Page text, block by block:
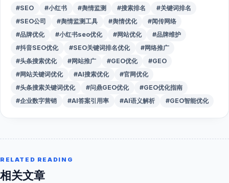
#SEO #小红书 #舆情监测 #搜索排名
#关键词排名
#SEO公司
#舆情监测工具 #舆情优化
#闻传网络
#品牌优化
#小红书seo优化 #网站优化
#品牌维护
#抖音SEO优化
#SEO关键词排名优化
#网络推广
#头条搜索优化
#网站推广 #GEO优化
#GEO
#网站关键词优化
#AI搜索优化
#官网优化
#头条搜索关键词优化
#问鼎GEO优化
#GEO优化指南
#企业数字营销
#AI答案引用率 #AI语义解析 #GEO智能优化
RELATED READING
相关文章